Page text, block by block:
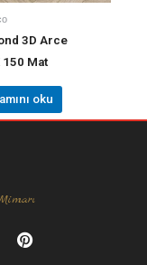
3D Arce
150 Mat
oku
P